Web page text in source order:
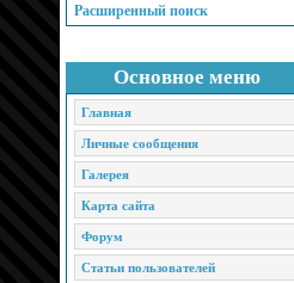
Расширенный поиск
Основное меню
Главная
Личные сообщения
Галерея
Карта сайта
Форум
Статьи пользователей